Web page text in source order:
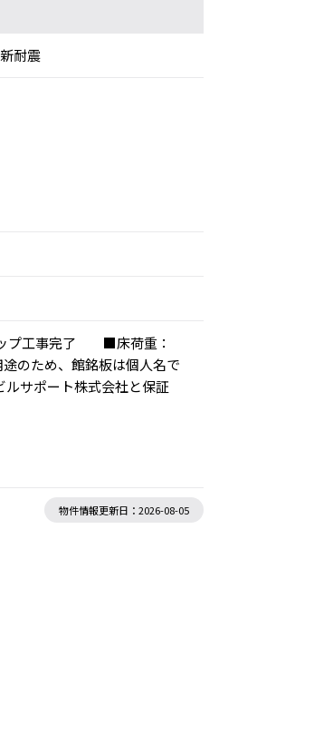
耐震
ップ工事完了 ■床荷重：
ため、館銘板は個人名で
サポート株式会社と保証
物件情報更新日：2026-08-05